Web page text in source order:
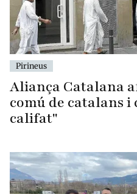
Pirineus
Aliança Catalana
comú de catalans i
califat"